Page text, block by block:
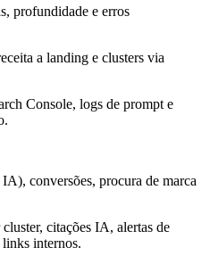
profundidade e erros
a landing e clusters via
Console, logs de prompt e
conversões, procura de marca
citações IA, alertas de
internos.